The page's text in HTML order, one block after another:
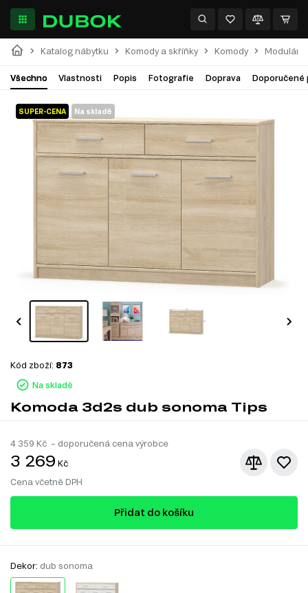
Katalog nábytku Komody a skříňky Komody
Všechno Vlastnosti Popis Fotografie Doprava Doporučené
SUPER-CENA Na skladě
Na skladě
Kód zboží: 873
Komoda 3d2s dub sonoma Tips
4 359 Kč – doporučená cena výrobce
3 269 Kč
Cena včetně DPH
Přidat do košíku
Dekor: dub sonoma